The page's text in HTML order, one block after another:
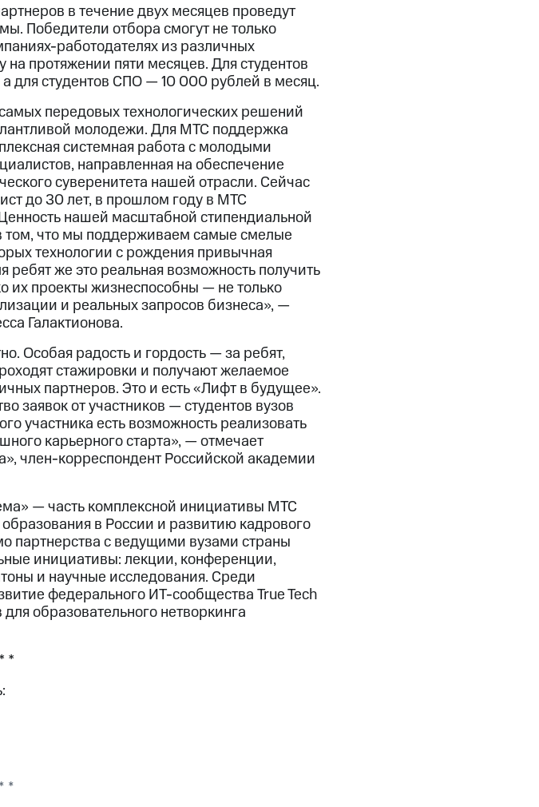
в течение двух месяцев проведут
Победители отбора смогут не только
работодателях из различных
протяжении пяти месяцев. Для студентов
для студентов СПО — 10 000 рублей в месяц.
передовых технологических решений
молодежи. Для МТС поддержка
системная работа с молодыми
направленная на обеспечение
суверенитета нашей отрасли. Сейчас
до 30 лет, в прошлом году в МТС
нашей масштабной стипендиальной
том, что мы поддерживаем самые смелые
технологии с рождения привычная
же это реальная возможность получить
их проекты жизнеспособны — не только
и реальных запросов бизнеса», —
Галактионова.
Особая радость и гордость — за ребят,
стажировки и получают желаемое
партнеров. Это и есть «Лифт в будущее».
заявок от участников — студентов вузов
участника есть возможность реализовать
карьерного старта», — отмечает
член-корреспондент Российской академии
— часть комплексной инициативы МТС
в России и развитию кадрового
партнерства с ведущими вузами страны
инициативы: лекции, конференции,
и научные исследования. Среди
федерального ИТ-сообщества True Tech
образовательного нетворкинга
*
*